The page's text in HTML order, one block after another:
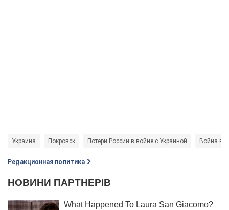
Украина Покровск Потери России в войне с Украиной Война в
Редакционная политика